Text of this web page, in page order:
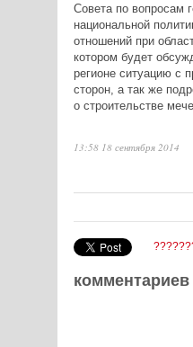
Совета по вопросам
национальной
отношений при
котором будет
регионе ситуацию с
сторон, а так же
о строительстве
13:58 18 сентября 2014
комментариев